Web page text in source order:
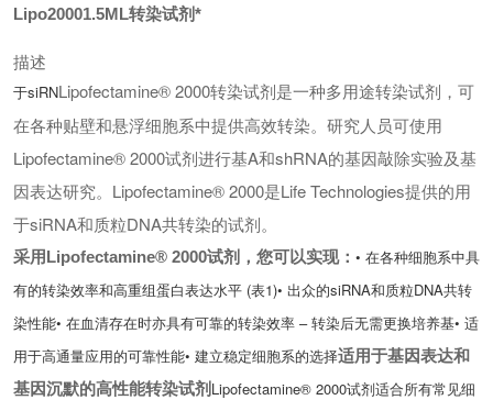
Lipo20001.5ML转染试剂*
描述
于siRNLipofectamine® 2000转染试剂是一种多用途转染试剂，可
在各种贴壁和悬浮细胞系中提供高效转染。研究人员可使用
Lipofectamine® 2000试剂进行基A和shRNA的基因敲除实验及基
因表达研究。Lipofectamine® 2000是Life Technologies提供的用
于siRNA和质粒DNA共转染的试剂。
采用Lipofectamine® 2000试剂，您可以实现： • 在各种细胞系中具
有的转染效率和高重组蛋白表达水平 (表1)• 出众的siRNA和质粒DNA共转
染性能• 在血清存在时亦具有可靠的转染效率 – 转染后无需更换培养基• 适
用于高通量应用的可靠性能• 建立稳定细胞系的选择适用于基因表达和
基因沉默的高性能转染试剂 Lipofectamine® 2000试剂适合所有常见细